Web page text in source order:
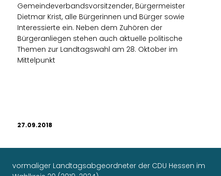
Gemeindeverbandsvorsitzender, Bürgermeister
Dietmar Krist, alle Bürgerinnen und Bürger sowie
Interessierte ein. Neben dem Zuhören der
Bürgeranliegen stehen auch aktuelle politische
Themen zur Landtagswahl am 28. Oktober im
Mittelpunkt
27.09.2018
vormaliger Landtagsabgeordneter der CDU Hessen im